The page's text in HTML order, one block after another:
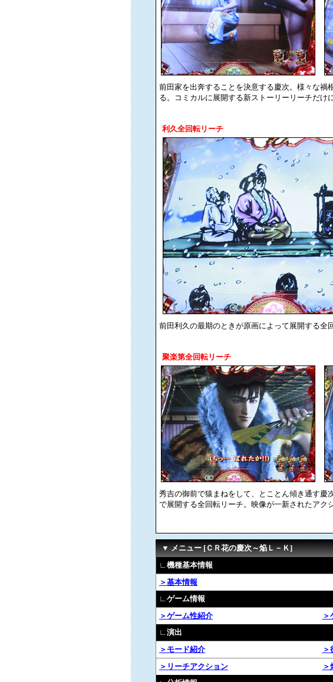
前田家を出奔することを決意する慶次。様々な禍
る。コミカルに展開する新ストーリーリーチだけ
利久全回転リーチ
前田利久の最期のときが原画によって展開する全
聚楽第全回転リーチ
秀吉の御前で猿まねをして、とことん傾き通す慶
で展開する全回転リーチ。映像が一新されたアク
▼ メニュー [ＣＲ花の慶次～焔Ｌ－Ｋ]
∟機種基本情報
＞基本情報
∟ゲーム情報
＞ゲーム性紹介
＞
∟演出
＞モード紹介
＞
＞リーチアクション
＞